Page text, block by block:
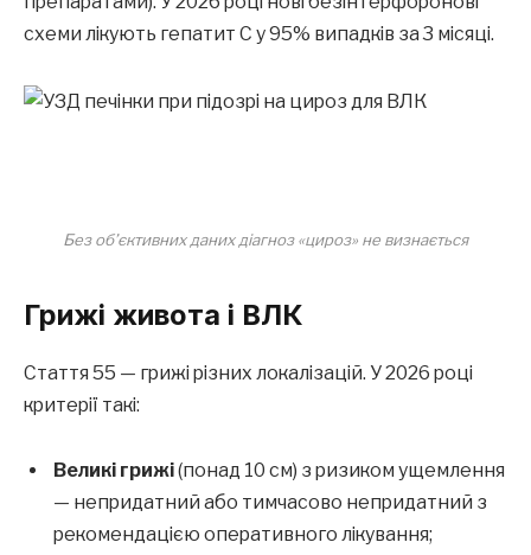
схеми лікують гепатит C у 95% випадків за 3 місяці.
Без об’єктивних даних діагноз «цироз» не визнається
Грижі живота і ВЛК
Стаття 55 — грижі різних локалізацій. У 2026 році
критерії такі:
Великі грижі(понад 10 см) з ризиком ущемлення
— непридатний або тимчасово непридатний з
рекомендацією оперативного лікування;